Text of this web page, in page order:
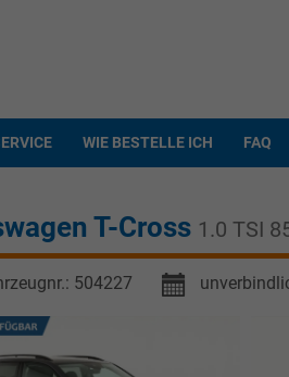
WIE BESTELLE ICH FAQ
T-Cross 1.0 TSI
504227